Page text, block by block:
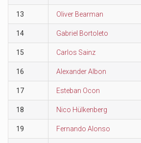
13 Oliver Bearman
14 Gabriel Bortoleto
15 Carlos Sainz
16 Alexander Albon
17 Esteban Ocon
18 Nico Hülkenberg
19 Fernando Alonso